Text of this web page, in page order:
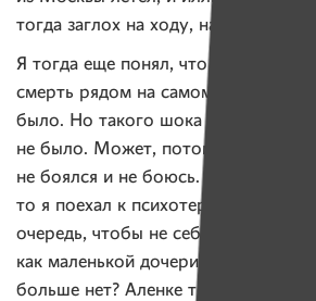
тогда заглох на ходу, на винтах
Я тогда еще понял, что все мы под
смерть рядом на самом деле.
было. Но такого шока длиной в
не было. Может, потому, что за
не боялся и не боюсь. Даже когда
то я поехал к психотерапевту в
очередь, чтобы не себя спасать, а
как маленькой дочери объяснить,
больше нет? Аленке тогда 3 года